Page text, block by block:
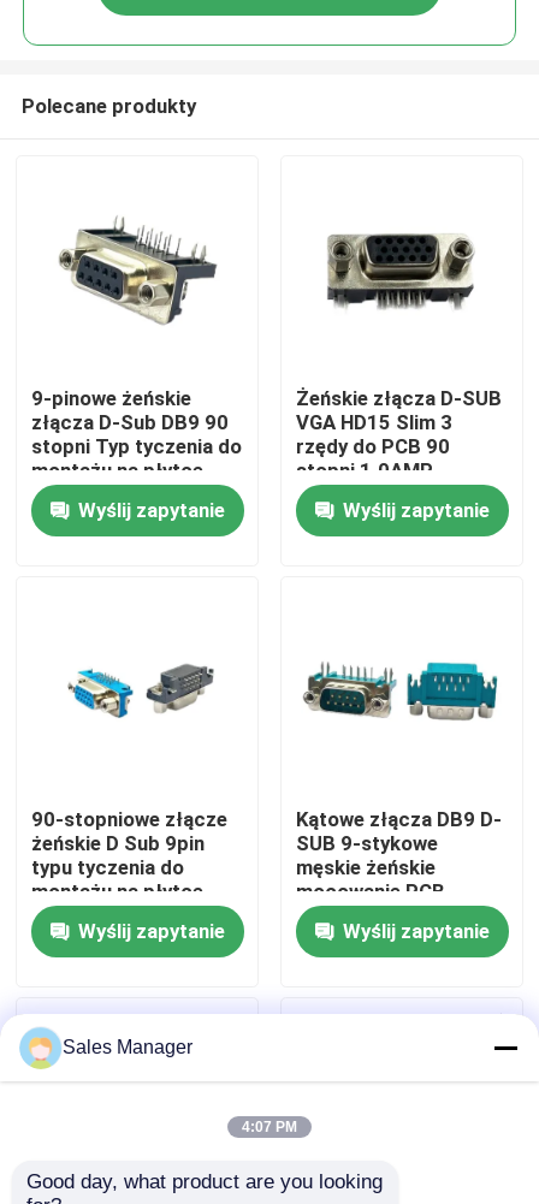
Dom
Złącze USB DIP
Złącze gniazda USB
Złącza USB typu C
Złącze gniazda DP
Gniazdo złącza żeńskiego RJ45
Polecane produkty
9-pinowe żeńskie
złącza D-Sub DB9 90
stopni Typ tyczenia do
montażu na płytce
drukowanej
Wyślij zapytanie
Żeńskie złącza D-SUB
VGA HD15 Slim 3
rzędy do PCB 90
stopni 1.0AMP
Wyślij zapytanie
90-stopniowe złącze
żeńskie D Sub 9pin
typu tyczenia do
montażu na płytce
drukowanej
Wyślij zapytanie
Kątowe złącza DB9 D-
SUB 9-stykowe
męskie żeńskie
mocowanie PCB
Wyślij zapytanie
Sales Manager
4:07 PM
Good day, what product are you looking